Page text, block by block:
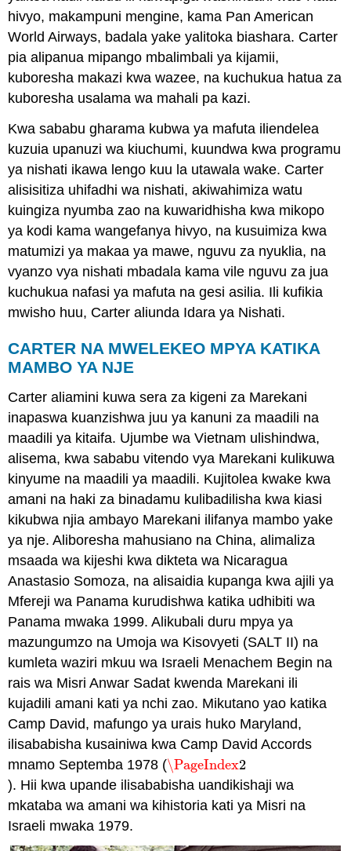
hivyo, makampuni mengine, kama Pan American
World Airways, badala yake yalitoka biashara. Carter
pia alipanua mipango mbalimbali ya kijamii,
kuboresha makazi kwa wazee, na kuchukua hatua za
kuboresha usalama wa mahali pa kazi.
Kwa sababu gharama kubwa ya mafuta iliendelea
kuzuia upanuzi wa kiuchumi, kuundwa kwa programu
ya nishati ikawa lengo kuu la utawala wake. Carter
alisisitiza uhifadhi wa nishati, akiwahimiza watu
kuingiza nyumba zao na kuwaridhisha kwa mikopo
ya kodi kama wangefanya hivyo, na kusuimiza kwa
matumizi ya makaa ya mawe, nguvu za nyuklia, na
vyanzo vya nishati mbadala kama vile nguvu za jua
kuchukua nafasi ya mafuta na gesi asilia. Ili kufikia
mwisho huu, Carter aliunda Idara ya Nishati.
CARTER NA MWELEKEO MPYA KATIKA
MAMBO YA NJE
Carter aliamini kuwa sera za kigeni za Marekani
inapaswa kuanzishwa juu ya kanuni za maadili na
maadili ya kitaifa. Ujumbe wa Vietnam ulishindwa,
alisema, kwa sababu vitendo vya Marekani kulikuwa
kinyume na maadili ya maadili. Kujitolea kwake kwa
amani na haki za binadamu kulibadilisha kwa kiasi
kikubwa njia ambayo Marekani ilifanya mambo yake
ya nje. Aliboresha mahusiano na China, alimaliza
msaada wa kijeshi kwa dikteta wa Nicaragua
Anastasio Somoza, na alisaidia kupanga kwa ajili ya
Mfereji wa Panama kurudishwa katika udhibiti wa
Panama mwaka 1999. Alikubali duru mpya ya
mazungumzo na Umoja wa Kisovyeti (SALT II) na
kumleta waziri mkuu wa Israeli Menachem Begin na
rais wa Misri Anwar Sadat kwenda Marekani ili
kujadili amani kati ya nchi zao. Mikutano yao katika
Camp David, mafungo ya urais huko Maryland,
ilisababisha kusainiwa kwa Camp David Accords
mnamo Septemba 1978 (\PageIndex2
\PageIndex2
). Hii kwa upande ilisababisha uandikishaji wa
mkataba wa amani wa kihistoria kati ya Misri na
Israeli mwaka 1979.